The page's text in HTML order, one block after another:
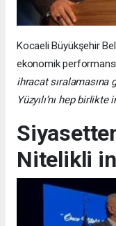
Kocaeli Büyükşehir
ekonomik
ihracat
Yüzyılı’nı hep birlikte
Nitelikli